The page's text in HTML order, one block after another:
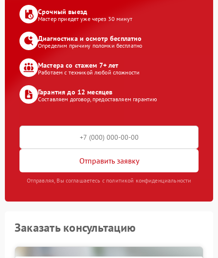
Срочный выезд
Мастер приедет уже через 30 минут
Диагностика и осмотр бесплатно
Определим причину поломки бесплатно
Мастера со стажем 7+ лет
Работаем с техникой любой сложности
Гарантия до 12 месяцев
Составляем договор, предоставляем гарантию
Отправить заявку
Отправляя, Вы соглашаетесь с политикой конфиденциальности
Заказать консультацию